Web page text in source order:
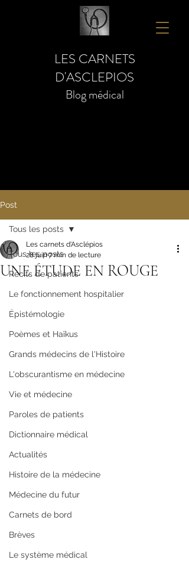
LES CARNETS
D'ASCLEPIOS
Blog médical
Post
Tous les posts
Récits de patients
Le fonctionnement hospitalier
Épistémologie
Poèmes et Haïkus
Grands médecins de l'Histoire
L'obscurantisme en médecine
Vie et médecine
Paroles de patients
Dictionnaire médical
Actualités
Histoire de la médecine
Médecine du futur
Carnets de bord
Brèves
Le système médical
Tous les posts
UNE ÉTUDE EN ROUGE
Les carnets d'Asclépios
28 juin7 min de lecture